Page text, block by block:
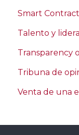
Smart Contract
Talento y
Transparency
Tribuna de
Venta de una